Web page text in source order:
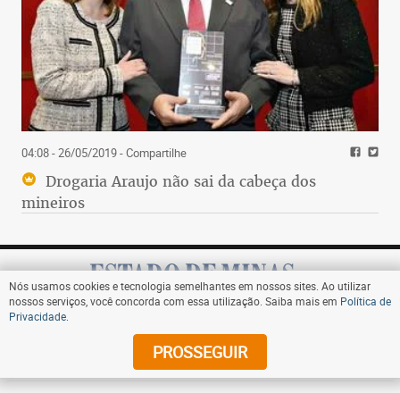
04:08 - 26/05/2019- Compartilhe
Drogaria Araujo não sai da cabeça dos
mineiros
Assine
Nós usamos cookies e tecnologia semelhantes em nossos sites. Ao utilizar
nossos serviços, você concorda com essa utilização. Saiba mais em Política de
Privacidade
PROSSEGUIR